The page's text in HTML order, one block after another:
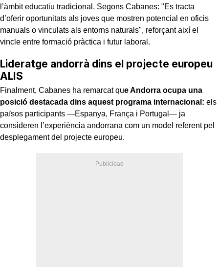
l’àmbit educatiu tradicional. Segons Cabanes: "Es tracta
d’oferir oportunitats als joves que mostren potencial en oficis
manuals o vinculats als entorns naturals", reforçant així el
vincle entre formació pràctica i futur laboral.
Lideratge andorrà dins el projecte europeu
ALIS
Finalment, Cabanes ha remarcat que Andorra ocupa una
posició destacada dins aquest programa internacional: els
països participants —Espanya, França i Portugal— ja
consideren l’experiència andorrana com un model referent pel
desplegament del projecte europeu.